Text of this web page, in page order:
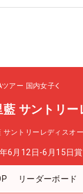
ツアー 国内女子
藍 サントリー
サントリーレディスオ
6月12日-6月15日
リーダーボード